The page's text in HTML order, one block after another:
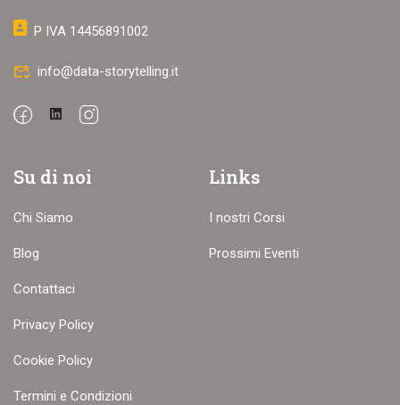
P IVA 14456891002
info@data-storytelling.it
Su di noi
Chi Siamo
Blog
Contattaci
Privacy Policy
Cookie Policy
Termini e Condizioni
Links
I nostri Corsi
Prossimi Eventi